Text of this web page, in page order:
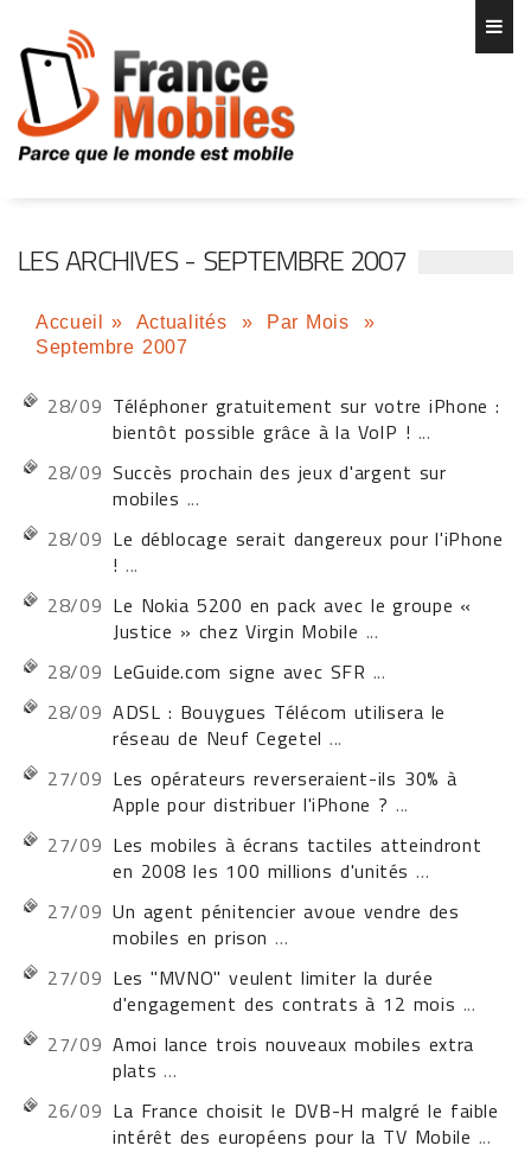
LES ARCHIVES - SEPTEMBRE 2007
Accueil » Actualités » Par Mois
»
Septembre 2007
28/09 Téléphoner gratuitement sur votre iPhone :
bientôt possible grâce à la VoIP ! ...
28/09 Succès prochain des jeux d'argent sur
mobiles ...
28/09 Le déblocage serait dangereux pour l'iPhone
! ...
28/09 Le Nokia 5200 en pack avec le groupe «
Justice » chez Virgin Mobile ...
28/09 LeGuide.com signe avec SFR ...
28/09 ADSL : Bouygues Télécom utilisera le
réseau de Neuf Cegetel ...
27/09 Les opérateurs reverseraient-ils 30% à
Apple pour distribuer l'iPhone ? ...
27/09 Les mobiles à écrans tactiles atteindront
en 2008 les 100 millions d'unités ...
27/09 Un agent pénitencier avoue vendre des
mobiles en prison ...
27/09 Les "MVNO" veulent limiter la durée
d'engagement des contrats à 12 mois ...
27/09 Amoi lance trois nouveaux mobiles extra
plats ...
26/09 La France choisit le DVB-H malgré le faible
intérêt des européens pour la TV Mobile ...